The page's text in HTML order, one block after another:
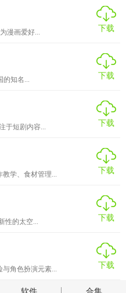
漫画爱好...
下载
的知名...
下载
于短剧内容...
下载
教学、食材管理...
下载
性的太空...
下载
与角色扮演元素...
下载